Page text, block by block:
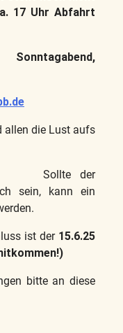
17 Uhr Abfahrt
allen die Lust aufs
Sollte der
sein, kann ein
ist der 15.6.25
bitte an diese